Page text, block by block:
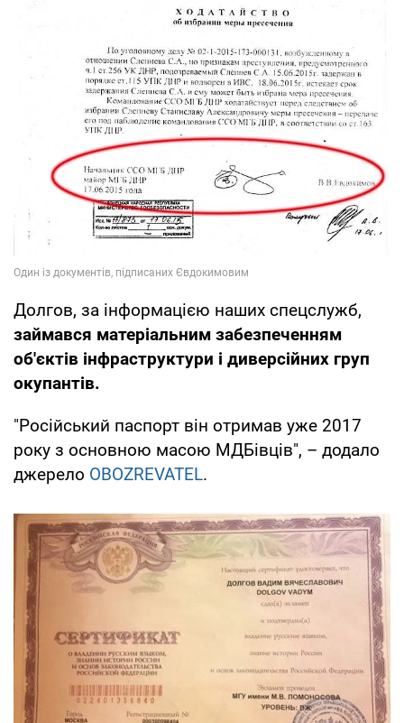
Долгов, за інформацією наших спецслужб,
займався матеріальним забезпеченням
об'єктів інфраструктури і диверсійних груп
окупантів.
"Російський паспорт він отримав уже 2017
року з основною масою МДБівців", – додало
джерело OBOZREVATEL.